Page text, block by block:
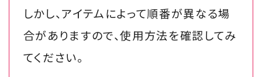
しかし、アイテムによって順番が異なる場
合がありますので、使用方法を確認してみ
てください。